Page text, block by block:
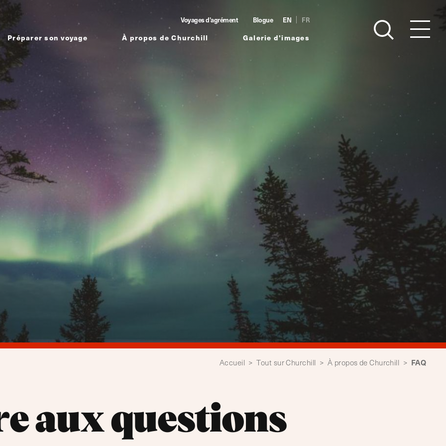
Voyages d'agrément Blogue FR
EN
Préparer son voyage À propos de Churchill Galerie d'images
Accueil > Tout sur Churchill > À propos de Churchill > FAQ
aux questions